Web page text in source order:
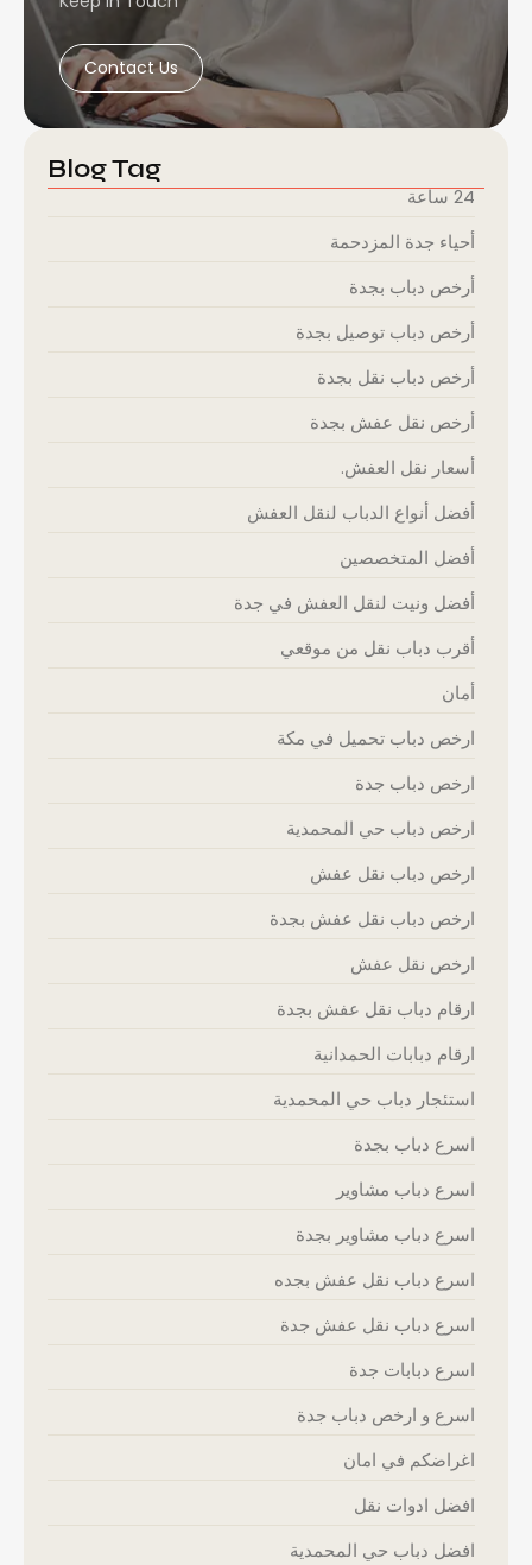
Contact Us
Blog Tag
24 ساعة
أحياء جدة المزدحمة
أرخص دباب بجدة
أرخص دباب توصيل بجدة
أرخص دباب نقل بجدة
أرخص نقل عفش بجدة
أسعار نقل العفش.
أفضل أنواع الدباب لنقل العفش
أفضل المتخصصين
أفضل ونيت لنقل العفش في جدة
أقرب دباب نقل من موقعي
أمان
ارخص دباب تحميل في مكة
ارخص دباب جدة
ارخص دباب حي المحمدية
ارخص دباب نقل عفش
ارخص دباب نقل عفش بجدة
ارخص نقل عفش
ارقام دباب نقل عفش بجدة
ارقام دبابات الحمدانية
استئجار دباب حي المحمدية
اسرع دباب بجدة
اسرع دباب مشاوير
اسرع دباب مشاوير بجدة
اسرع دباب نقل عفش بجده
اسرع دباب نقل عفش جدة
اسرع دبابات جدة
اسرع و ارخص دباب جدة
اغراضكم في امان
افضل ادوات نقل
افضل دباب حي المحمدية